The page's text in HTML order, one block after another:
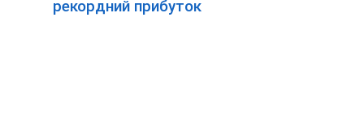
рекордний прибуток